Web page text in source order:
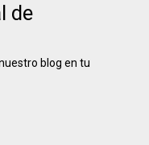
de
blog en tu